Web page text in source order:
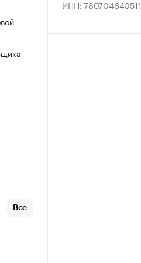
Все
ИНН: 780704640511